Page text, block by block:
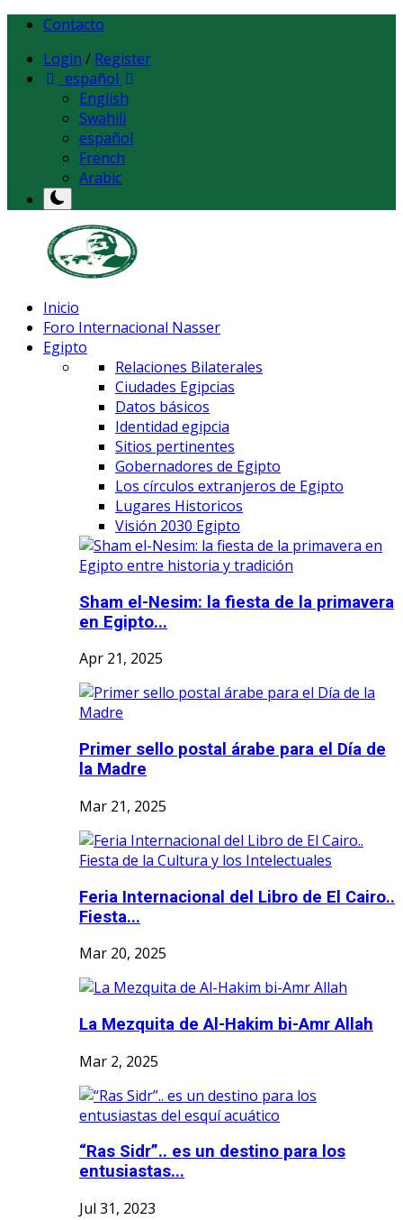
Contacto
Login / Register
español
English
Swahili
español
French
Arabic
Inicio
Foro Internacional Nasser
Egipto
Relaciones Bilaterales
Ciudades Egipcias
Datos básicos
Identidad egipcia
Sitios pertinentes
Gobernadores de Egipto
Los círculos extranjeros de Egipto
Lugares Historicos
Visión 2030 Egipto
Sham el-Nesim: la fiesta de la primavera
en Egipto...
Apr 21, 2025
Primer sello postal árabe para el Día de
la Madre
Mar 21, 2025
Feria Internacional del Libro de El Cairo..
Fiesta...
Mar 20, 2025
La Mezquita de Al-Hakim bi-Amr Allah
Mar 2, 2025
“Ras Sidr”.. es un destino para los
entusiastas...
Jul 31, 2023